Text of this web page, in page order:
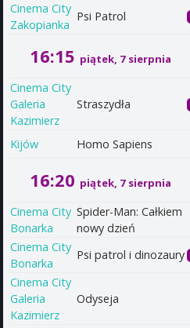
Cinema City
Zakopianka
Psi Patrol
16:15 piątek, 7 sierpnia
Cinema City
Galeria
Kazimierz
Straszydła
Kijów Homo Sapiens
16:20 piątek, 7 sierpnia
Cinema City
Bonarka
Spider-Man: Całkiem
nowy dzień
Cinema City
Bonarka
Psi patrol i dinozaury
Cinema City
Galeria
Kazimierz
Odyseja